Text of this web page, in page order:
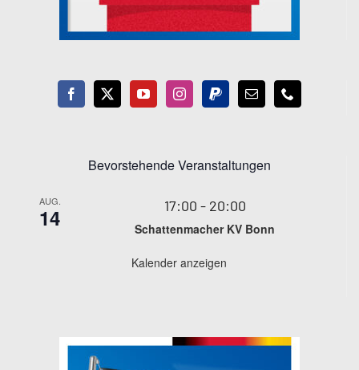
Bevorstehende Veranstaltungen
AUG.
14 17:00 - 20:00
Schattenmacher KV Bonn
Kalender anzeigen